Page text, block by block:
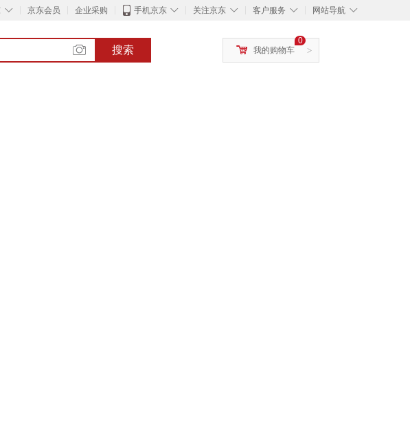
◇ 京东会员 企业采购 ◇
手机京东 ◇
关注京东 ◇
客户服务 ◇
网站导航
搜索 >
0
我的购物车